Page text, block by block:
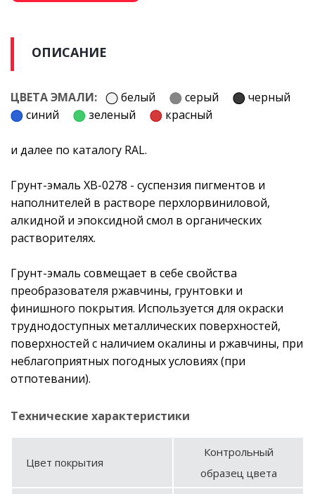
ОПИСАНИЕ
ЦВЕТА ЭМАЛИ: белый серый
черный
синий
зеленый красный
и далее по каталогу RAL.
Грунт-эмаль ХВ-0278 - суспензия пигментов и
наполнителей в растворе перхлорвиниловой,
алкидной и эпоксидной смол в органических
растворителях.
Грунт-эмаль совмещает в себе свойства
преобразователя ржавчины, грунтовки и
финишного покрытия. Используется для окраски
труднодоступных металлических поверхностей,
поверхностей с наличием окалины и ржавчины, при
неблагоприятных погодных условиях (при
отпотевании).
Технические характеристики
Цвет покрытия
Контрольный
образец цвета